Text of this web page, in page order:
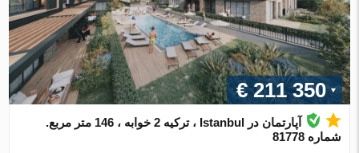
€ 211 350
آپارتمان در Istanbul ، ترکیه 2 خوابه ، 146 متر مربع.
شماره 81778